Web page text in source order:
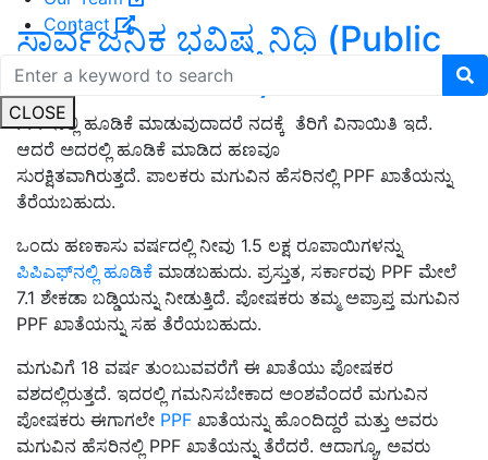
Contact
CLOSE
ಸಾರ್ವಜನಿಕ ಭವಿಷ್ಯ ನಿಧಿ (Public
Provident fund)
PPF ನಲ್ಲಿ ಹೂಡಿಕೆ ಮಾಡುವುದಾದರೆ ನದಕ್ಕೆ ತೆರಿಗೆ ವಿನಾಯಿತಿ ಇದೆ.
ಆದರೆ ಅದರಲ್ಲಿ ಹೂಡಿಕೆ ಮಾಡಿದ ಹಣವೂ
ಸುರಕ್ಷಿತವಾಗಿರುತ್ತದೆ. ಪಾಲಕರು ಮಗುವಿನ ಹೆಸರಿನಲ್ಲಿ PPF ಖಾತೆಯನ್ನು
ತೆರೆಯಬಹುದು.
ಒಂದು ಹಣಕಾಸು ವರ್ಷದಲ್ಲಿ ನೀವು 1.5 ಲಕ್ಷ ರೂಪಾಯಿಗಳನ್ನು
ಪಿಪಿಎಫ್‌ನಲ್ಲಿ ಹೂಡಿಕೆ ಮಾಡಬಹುದು. ಪ್ರಸ್ತುತ, ಸರ್ಕಾರವು PPF ಮೇಲೆ
7.1 ಶೇಕಡಾ ಬಡ್ಡಿಯನ್ನು ನೀಡುತ್ತಿದೆ. ಪೋಷಕರು ತಮ್ಮ ಅಪ್ರಾಪ್ತ ಮಗುವಿನ
PPF ಖಾತೆಯನ್ನು ಸಹ ತೆರೆಯಬಹುದು.
ಮಗುವಿಗೆ 18 ವರ್ಷ ತುಂಬುವವರೆಗೆ ಈ ಖಾತೆಯು ಪೋಷಕರ
ವಶದಲ್ಲಿರುತ್ತದೆ. ಇದರಲ್ಲಿ ಗಮನಿಸಬೇಕಾದ ಅಂಶವೆಂದರೆ ಮಗುವಿನ
ಪೋಷಕರು ಈಗಾಗಲೇ PPF ಖಾತೆಯನ್ನು ಹೊಂದಿದ್ದರೆ ಮತ್ತು ಅವರು
ಮಗುವಿನ ಹೆಸರಿನಲ್ಲಿ PPF ಖಾತೆಯನ್ನು ತೆರೆದರೆ. ಆದಾಗ್ಯೂ, ಅವರು